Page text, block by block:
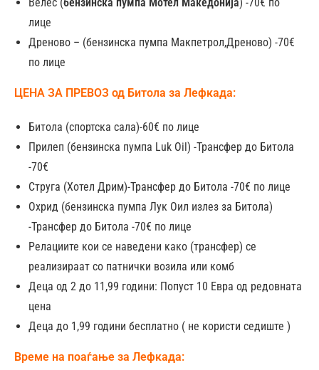
– Aug
26
– Sep
Sep 02
– Sep
09
€399
Sep 09
– Sep
16
€289
– Sep
лице
Дреново – (бензинска пумпа Макпетрол,Дреново) -70€
по лице
ЦЕНА ЗА ПРЕВОЗ од Битола за Лефкада:
Битола (спортска сала)-60€ по лице
Прилеп (бензинска пумпа Luk Oil) -Трансфер до Битола
-70€
Струга (Хотел Дрим)-Трансфер до Битола -70€ по лице
Охрид (бензинска пумпа Лук Оил излез за Битола)
-Трансфер до Битола -70€ по лице
Релациите кои се наведени како (трансфер) се
реализираат со патнички возила или комб
Деца од 2 до 11,99 години: Попуст 10 Евра од редовната
цена
Деца до 1,99 години бесплатно ( не користи седиште )
Време на поаѓање за Лефкада: